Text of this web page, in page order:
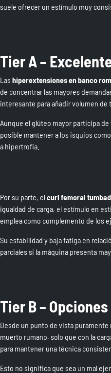
suele ofrecer un estímulo muy
Tier A –
Lashiperextensiones en banco
de concentrar las mayores
interesante para añadir volumen de
Aunque el glúteo mayor participa
posible mantener a los isquios
a hipertrofia.
Por su parte, elcurl femoral
igualdad de carga, el estímulo en
emplea como complemento de los
Su estabilidad y baja fatiga en
parciales si la máquina presenta
Tier B –
Desde un punto de vista puramente
muerto rumano, solo que con la
para mantener una técnica
Esto no significa que sea un mal